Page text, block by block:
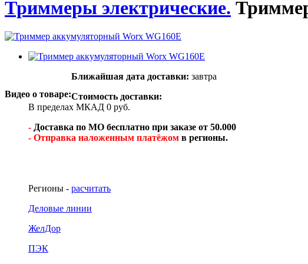
Триммеры электрические.
Видео о товаре:
Ближайшая дата доставки: завтра
Стоимость доставки:
В пределах МКАД 0 руб.
- Доставка по МО бесплатно при заказе от 50.000
- Отправка наложенным платёжом в регионы.
Регионы - расчитать
Деловые линии
ЖелДор
ПЭК